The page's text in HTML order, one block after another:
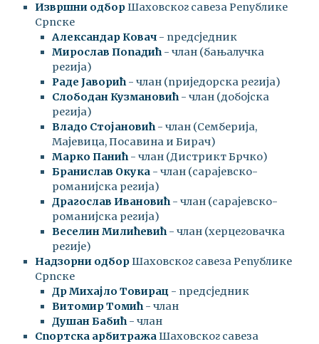
Извршни одборШаховског савеза Републике
Српске
Александар Ковач - предсједник
Мирослав Попадић- члан (бањалучка
регија)
Раде Јаворић- члан (приједорска регија)
Слободан Кузмановић- члан (добојска
регија)
Владо Стојановић- члан (Семберија,
Мајевица, Посавина и Бирач)
Марко Панић- члан (Дистрикт Брчко)
Бранислав Окука - члан (сарајевско-
романијска регија)
Драгослав Ивановић- члан (сарајевско-
романијска регија)
Веселин Милићевић- члан (херцеговачка
регије)
Надзорни одборШаховског савеза Републике
Српске
Др Михајло Товирац - предсједник
Витомир Томић- члан
Душан Бабић- члан
Спортска арбитражаШаховског савеза